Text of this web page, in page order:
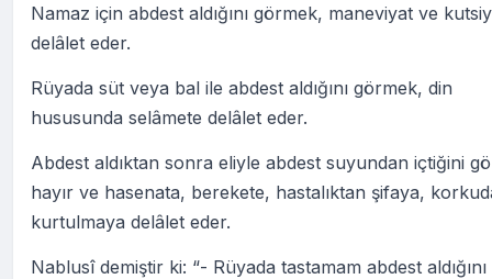
Namaz için abdest aldığını görmek, maneviyat ve
delâlet eder.
Rüyada süt veya bal ile abdest aldığını görmek, din
hususunda selâmete delâlet eder.
Abdest aldıktan sonra eliyle abdest suyundan içtiğini
hayır ve hasenata, berekete, hastalıktan şifaya,
kurtulmaya delâlet eder.
Nablusî demiştir ki: “- Rüyada tastamam abdest aldığını